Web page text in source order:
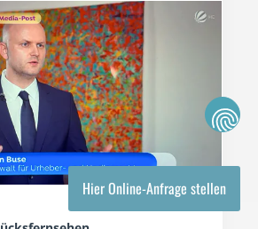
Hier Online-Anfrage stellen